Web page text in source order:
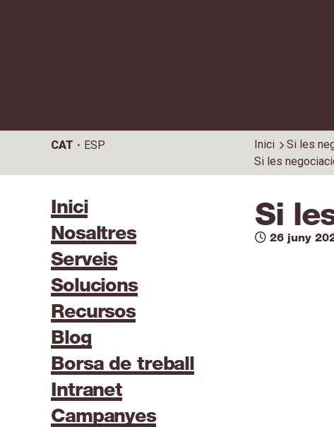
CAT ESP Inici
Si les
Si les
Inici
Nosaltres
Serveis
Solucions
Recursos
Blog
Borsa de treball
Intranet
Campanyes
Si
26 juny